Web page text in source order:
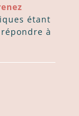
étant
à